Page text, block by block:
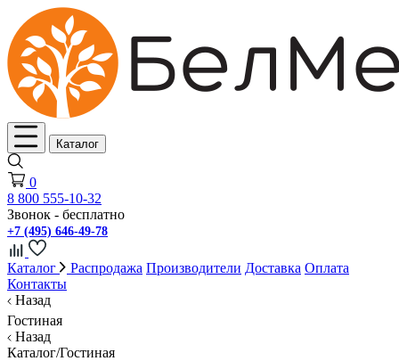
Каталог
0
8 800 555-10-32
Звонок - бесплатно
+7 (495) 646-49-78
Каталог Распродажа Производители Доставка Оплата
Контакты
Назад
Гостиная
Назад
Каталог/Гостиная